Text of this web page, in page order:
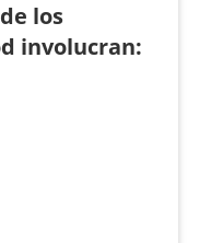
los
involucran: